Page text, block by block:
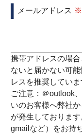
メールアドレス
携帯アドレスの場
ないと届かない可
レスを推奨していま
ご注意：＠outlook
いのお客様へ弊社
が発生しておりま
gmailなど）をお持